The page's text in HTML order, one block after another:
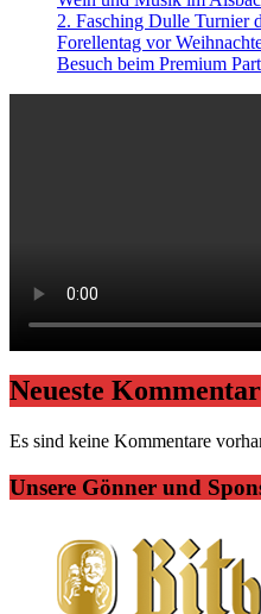
2. Fasching Dulle Turnier
Forellentag vor
Besuch beim Premium
Neueste
Es sind keine Kommentare
Unsere Gönner und